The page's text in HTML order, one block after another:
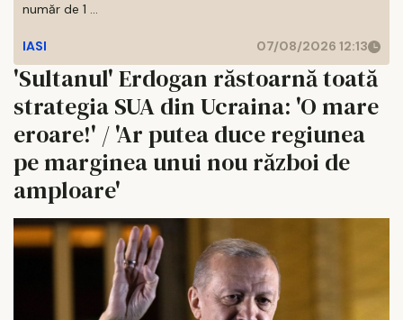
număr de 1 ...
IASI 07/08/2026 12:13
'Sultanul' Erdogan răstoarnă toată
strategia SUA din Ucraina: 'O mare
eroare!' / 'Ar putea duce regiunea
pe marginea unui nou război de
amploare'